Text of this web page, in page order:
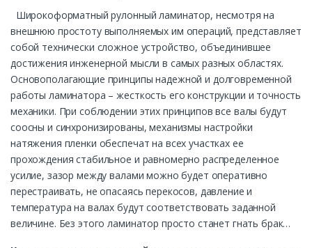
Широкоформатный рулонный ламинатор, несмотря на
внешнюю простоту выполняемых им операций, представляет
собой технически сложное устройство, объединившее
достижения инженерной мысли в самых разных областях.
Основополагающие принципы надежной и долговременной
работы ламинатора – жесткость его конструкции и точность
механики. При соблюдении этих принципов все валы будут
соосны и синхронизированы, механизмы настройки
натяжения пленки обеспечат на всех участках ее
прохождения стабильное и равномерно распределенное
усилие, зазор между валами можно будет оперативно
перестраивать, не опасаясь перекосов, давление и
температура на валах будут соответствовать заданной
величине. Без этого ламинатор просто станет гнать брак…